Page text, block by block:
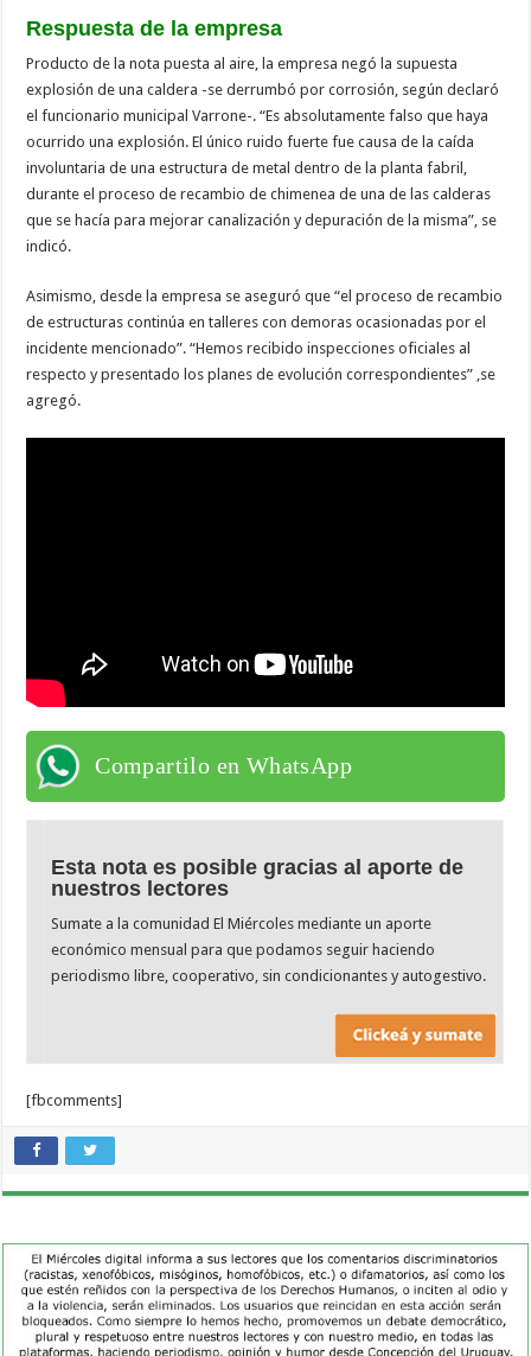
Respuesta de la empresa
Producto de la nota puesta al aire, la empresa negó la supuesta
explosión de una caldera -se derrumbó por corrosión, según declaró
el funcionario municipal Varrone-. “Es absolutamente falso que haya
ocurrido una explosión. El único ruido fuerte fue causa de la caída
involuntaria de una estructura de metal dentro de la planta fabril,
durante el proceso de recambio de chimenea de una de las calderas
que se hacía para mejorar canalización y depuración de la misma”, se
indicó.
Asimismo, desde la empresa se aseguró que “el proceso de recambio
de estructuras continúa en talleres con demoras ocasionadas por el
incidente mencionado”. “Hemos recibido inspecciones oficiales al
respecto y presentado los planes de evolución correspondientes” ,se
agregó.
Compartilo en WhatsApp
Esta nota es posible gracias al aporte de
nuestros lectores
Sumate a la comunidad El Miércoles mediante un aporte
económico mensual para que podamos seguir haciendo
periodismo libre, cooperativo, sin condicionantes y autogestivo.
[fbcomments]